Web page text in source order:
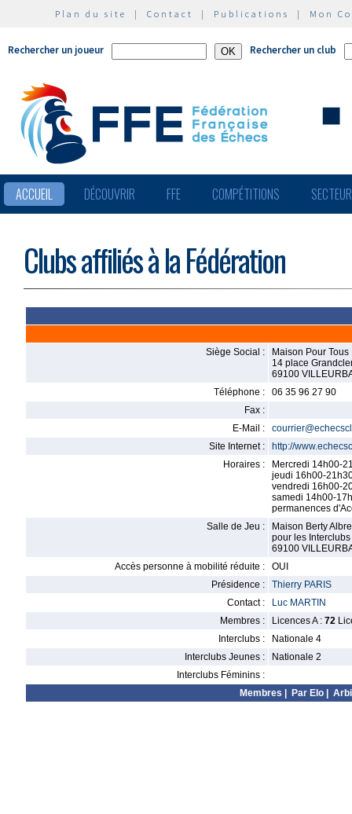
Plan du site | Contact | Publications | Mon
Rechercher un joueur Rechercher un club
ACCUEIL DÉCOUVRIR FFE COMPÉTITIONS
Clubs affiliés à la Fédération
Siège Social :
Maison Pour Tous
14 place
69100
Téléphone :
06 35 96 27 90
Fax :
E-Mail :
Site Internet :
http://
Horaires :
Mercredi 14h00-
jeudi 16h00-
vendredi 16h00-
samedi 14h00-
permanences
Salle de Jeu :
Maison Berty
pour les
69100
Accès personne à mobilité réduite :
OUI
Présidence :
Thierry PARIS
Contact :
Luc MARTIN
Membres :
Licences A : 72
Interclubs :
Nationale 4
Interclubs Jeunes :
Nationale 2
Interclubs Féminins :
Membres
Par Elo